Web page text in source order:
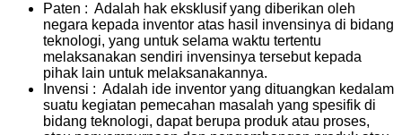
Paten : Adalah hak eksklusif yang diberikan oleh
negara kepada inventor atas hasil invensinya di bidang
teknologi, yang untuk selama waktu tertentu
melaksanakan sendiri invensinya tersebut kepada
pihak lain untuk melaksanakannya.
Invensi : Adalah ide inventor yang dituangkan kedalam
suatu kegiatan pemecahan masalah yang spesifik di
bidang teknologi, dapat berupa produk atau proses,